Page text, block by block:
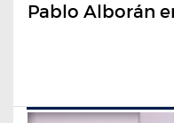
Pablo Alborán